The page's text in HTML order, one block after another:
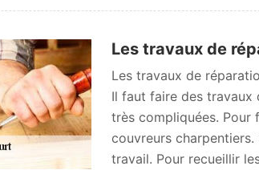
Les travaux de
Les travaux de
Il faut faire des travaux
très compliquées. Pour
couvreurs
travail. Pour recueillir